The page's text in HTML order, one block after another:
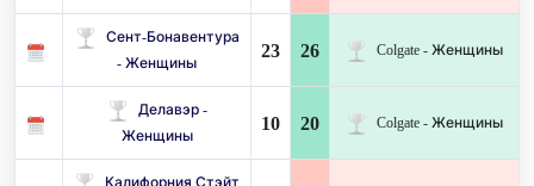
Сент-Бонавентура
- Женщины
23 26 Colgate - Женщины
Делавэр -
Женщины
10 20 Colgate - Женщины
Калифорния Стэйт